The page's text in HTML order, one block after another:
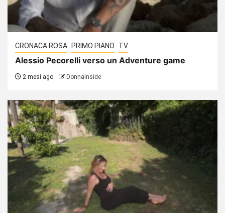
CRONACA ROSA PRIMO PIANO TV
Alessio Pecorelli verso un Adventure game
2 mesi ago Donnainside